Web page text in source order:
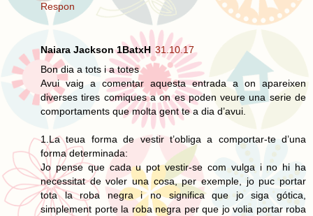
Respon
Naiara Jackson 1BatxH 31.10.17
Bon dia a tots i a totes
Avui vaig a comentar aquesta entrada a on apareixen
diverses tires comiques a on es poden veure una serie de
comportaments que molta gent te a dia d’avui.
1.La teua forma de vestir t’obliga a comportar-te d’una
forma determinada:
Jo pense que cada u pot vestir-se com vulga i no hi ha
necessitat de voler una cosa, per exemple, jo puc portar
tota la roba negra i no significa que jo siga gótica,
simplement porte la roba negra per que jo volia portar roba